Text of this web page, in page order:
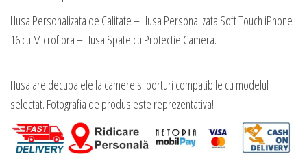
Husa Personalizata de Calitate – Husa Personalizata Soft Touch iPhone
16 cu Microfibra – Husa Spate cu Protectie Camera.
Husa are decupajele la camere si porturi compatibile cu modelul
selectat. Fotografia de produs este reprezentativa!